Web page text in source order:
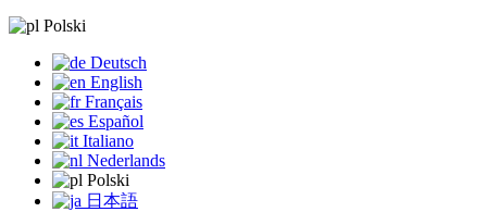
Polski
Deutsch
English
Français
Español
Italiano
Nederlands
Polski
日本語